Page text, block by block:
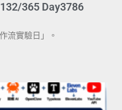
365 Day3786
流實驗日」。